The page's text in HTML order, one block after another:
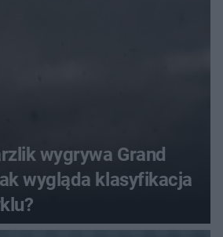
wygrywa Grand
wygląda klasyfikacja